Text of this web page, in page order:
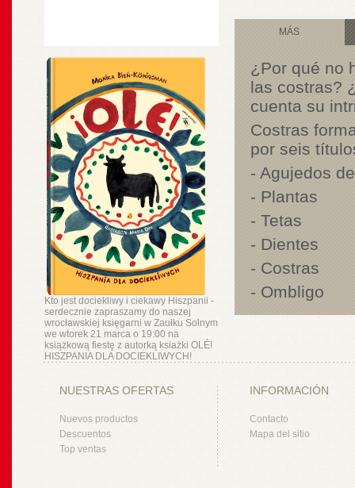
Kto jest dociekliwy i ciekawy Hiszpanii -
serdecznie zapraszamy do naszej
wrocławskiej księgarni w Zaułku Solnym
we wtorek 21 marca o 19:00 na
książkową fiestę z autorką ksiażki OLÉ!
HISZPANIA DLA DOCIEKLIWYCH!
MÁS
¿Por qué no
las costras?
cuenta su
Costras
por seis
- Agujedos
- Plantas
- Tetas
- Dientes
- Costras
- Ombligo
NUESTRAS OFERTAS
Nuevos productos
Descuentos
Top ventas
INFORMACIÓN
Contacto
Mapa del sitio